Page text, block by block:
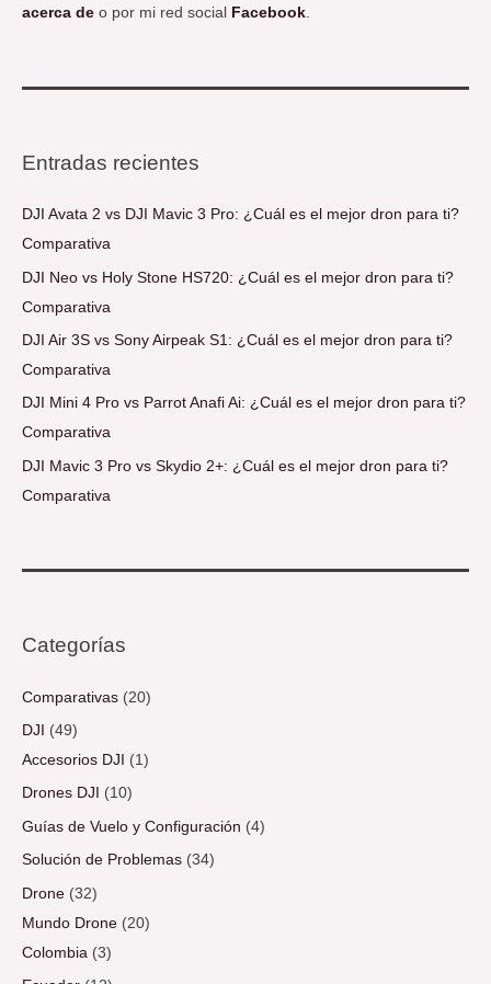
acerca de o por mi red social Facebook.
Entradas recientes
DJI Avata 2 vs DJI Mavic 3 Pro: ¿Cuál es el mejor dron para ti?
Comparativa
DJI Neo vs Holy Stone HS720: ¿Cuál es el mejor dron para ti?
Comparativa
DJI Air 3S vs Sony Airpeak S1: ¿Cuál es el mejor dron para ti?
Comparativa
DJI Mini 4 Pro vs Parrot Anafi Ai: ¿Cuál es el mejor dron para ti?
Comparativa
DJI Mavic 3 Pro vs Skydio 2+: ¿Cuál es el mejor dron para ti?
Comparativa
Categorías
Comparativas (20)
DJI
(49)
Accesorios DJI
(1)
Drones DJI (10)
Guías de Vuelo y Configuración (4)
Solución de Problemas (34)
Drone (32)
Mundo Drone (20)
Colombia (3)